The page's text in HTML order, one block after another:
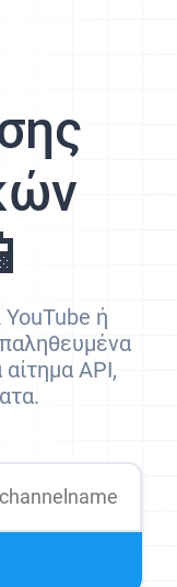
ή
API,